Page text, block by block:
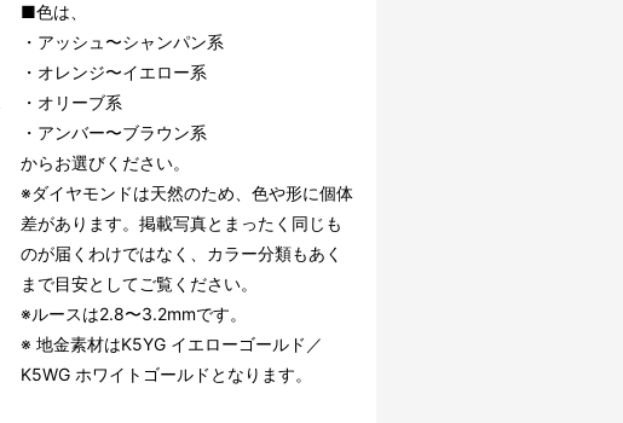
■色は、
・アッシュ〜シャンパン系
・オレンジ〜イエロー系
・オリーブ系
・アンバー〜ブラウン系
からお選びください。
※ダイヤモンドは天然のため、色や形に個体
差があります。掲載写真とまったく同じも
のが届くわけではなく、カラー分類もあく
まで目安としてご覧ください。
※ルースは2.8〜3.2mmです。
※ 地金素材はK5YG イエローゴールド／
K5WG ホワイトゴールドとなります。